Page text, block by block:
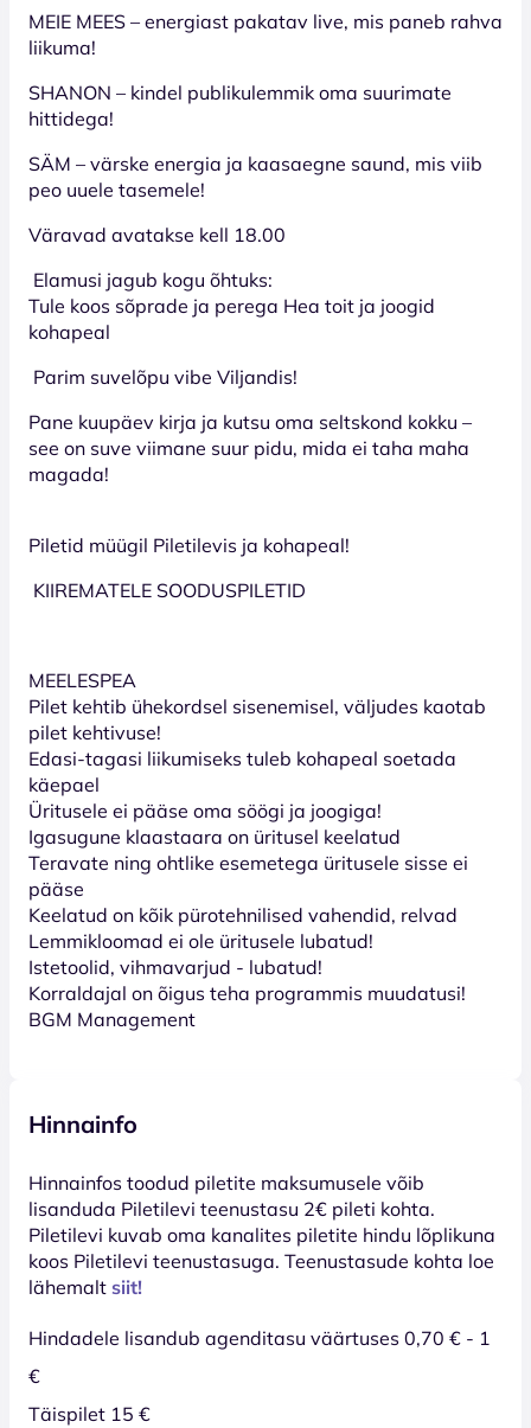
MEIE MEES – energiast pakatav live, mis paneb rahva
liikuma!
SHANON – kindel publikulemmik oma suurimate
hittidega!
SÄM – värske energia ja kaasaegne saund, mis viib
peo uuele tasemele!
Väravad avatakse kell 18.00
Elamusi jagub kogu õhtuks:
Tule koos sõprade ja perega Hea toit ja joogid
kohapeal
Parim suvelõpu vibe Viljandis!
Pane kuupäev kirja ja kutsu oma seltskond kokku –
see on suve viimane suur pidu, mida ei taha maha
magada!
Piletid müügil Piletilevis ja kohapeal!
KIIREMATELE SOODUSPILETID
MEELESPEA
Pilet kehtib ühekordsel sisenemisel, väljudes kaotab
pilet kehtivuse!
Edasi-tagasi liikumiseks tuleb kohapeal soetada
käepael
Üritusele ei pääse oma söögi ja joogiga!
Igasugune klaastaara on üritusel keelatud
Teravate ning ohtlike esemetega üritusele sisse ei
pääse
Keelatud on kõik pürotehnilised vahendid, relvad
Lemmikloomad ei ole üritusele lubatud!
Istetoolid, vihmavarjud - lubatud!
Korraldajal on õigus teha programmis muudatusi!
BGM Management
Hinnainfo
Hinnainfos toodud piletite maksumusele võib
lisanduda Piletilevi teenustasu 2€ pileti kohta.
Piletilevi kuvab oma kanalites piletite hindu lõplikuna
koos Piletilevi teenustasuga. Teenustasude kohta loe
lähemalt siit!
Hindadele lisandub agenditasu väärtuses 0,70 € - 1
€
Täispilet 15 €